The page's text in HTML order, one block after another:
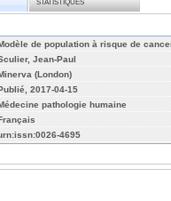
STATISTIQUES
de population à risque de
Jean-Paul
(London)
2017-04-15
pathologie humaine
4695